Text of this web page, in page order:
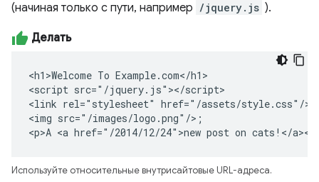
(начиная только с пути, например /jquery.js ).
Делать
<h1>Welcome To Example.com</h1>
<script src="/jquery.js"></script>
<link rel="stylesheet" href="/assets/style.css"/>
<img src="/images/logo.png"/>;
<p>A <a href="/2014/12/24">new post on cats!</a></
Используйте относительные внутрисайтовые URL-адреса.